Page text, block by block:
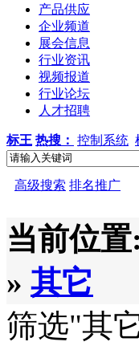
产品供应
企业频道
展会信息
行业资讯
视频报道
行业论坛
人才招聘
标王 热搜： 控制系统
高级搜索 排名推广
当前位置:
» 其它
筛选"其